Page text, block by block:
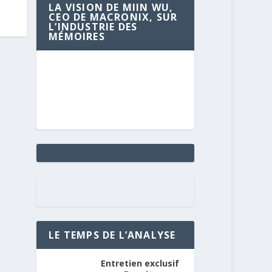
LA VISION DE MIIN WU,
CEO DE MACRONIX, SUR
L’INDUSTRIE DES
MÉMOIRES
LE TEMPS DE L’ANALYSE
Entretien exclusif